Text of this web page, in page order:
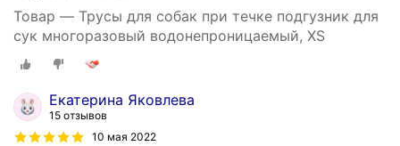
Товар — Трусы для собак при течке подгузник для
сук многоразовый водонепроницаемый, XS
Екатерина Яковлева
15 отзывов
10 мая 2022